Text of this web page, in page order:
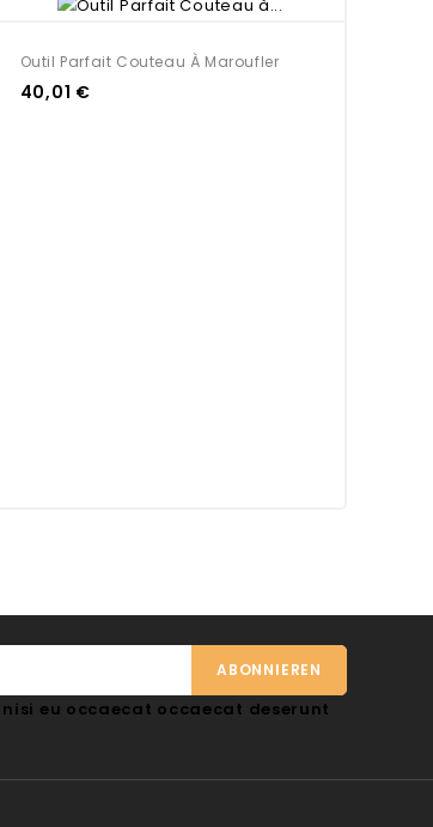
Outil Parfait Couteau À Maroufler
40,01 €
eu occaecat occaecat deserunt